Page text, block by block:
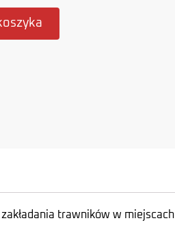
trawników w miejscach